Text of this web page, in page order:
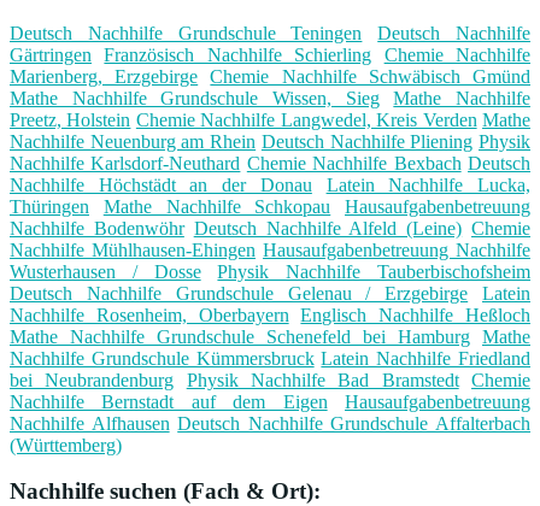
Deutsch Nachhilfe Grundschule Teningen
Deutsch Nachhilfe
Gärtringen
Französisch Nachhilfe Schierling
Chemie Nachhilfe
Marienberg, Erzgebirge
Chemie Nachhilfe Schwäbisch Gmünd
Mathe Nachhilfe Grundschule Wissen, Sieg
Mathe Nachhilfe
Preetz, Holstein Chemie Nachhilfe Langwedel, Kreis Verden Mathe
Nachhilfe Neuenburg am Rhein Deutsch Nachhilfe Pliening Physik
Nachhilfe Karlsdorf-Neuthard Chemie Nachhilfe Bexbach Deutsch
Nachhilfe Höchstädt an der Donau
Latein Nachhilfe Lucka,
Thüringen
Mathe Nachhilfe Schkopau
Hausaufgabenbetreuung
Nachhilfe Bodenwöhr Deutsch Nachhilfe Alfeld (Leine) Chemie
Nachhilfe Mühlhausen-Ehingen Hausaufgabenbetreuung Nachhilfe
Wusterhausen / Dosse
Physik Nachhilfe Tauberbischofsheim
Deutsch Nachhilfe Grundschule Gelenau / Erzgebirge
Latein
Nachhilfe Rosenheim, Oberbayern
Englisch Nachhilfe Heßloch
Mathe Nachhilfe Grundschule Schenefeld bei Hamburg Mathe
Nachhilfe Grundschule Kümmersbruck Latein Nachhilfe Friedland
bei Neubrandenburg
Physik Nachhilfe Bad Bramstedt
Chemie
Nachhilfe Bernstadt auf dem Eigen
Hausaufgabenbetreuung
Nachhilfe Alfhausen Deutsch Nachhilfe Grundschule Affalterbach
(Württemberg)
Nachhilfe suchen (Fach & Ort):